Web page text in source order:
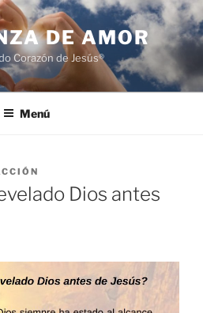
DE AMOR
Corazón de Jesús®
Menú
Dios antes